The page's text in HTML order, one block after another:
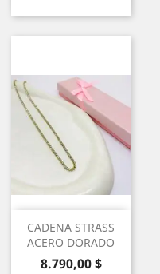
CADENA STRASS
ACERO DORADO
Precio
8.790,00 $